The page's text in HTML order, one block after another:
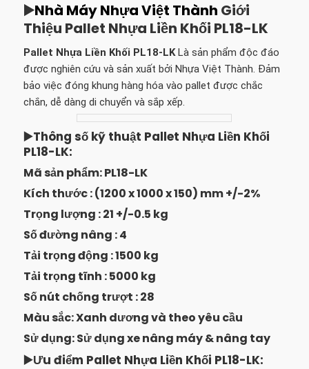
▶️Nhà Máy Nhựa Việt Thành Giới
Thiệu Pallet Nhựa Liền Khối PL18-LK
Pallet Nhựa Liền Khối PL18-LKLà sản phẩm độc đáo
được nghiên cứu và sản xuất bởi Nhựa Việt Thành. Đảm
bảo việc đóng khung hàng hóa vào pallet được chắc
chắn, dễ dàng di chuyển và sắp xếp.
▶️Thông số kỹ thuật Pallet Nhựa Liền Khối
PL18-LK:
Mã sản phẩm: PL18-LK
Kích thước : (1200 x 1000 x 150) mm +/-2%
Trọng lượng : 21 +/-0.5 kg
Số đường nâng : 4
Tải trọng động : 1500 kg
Tải trọng tĩnh : 5000 kg
Số nút chống trượt : 28
Màu sắc: Xanh dương và theo yêu cầu
Sử dụng: Sử dụng xe nâng máy & nâng tay
▶️Ưu điểm Pallet Nhựa Liền Khối PL18-LK: